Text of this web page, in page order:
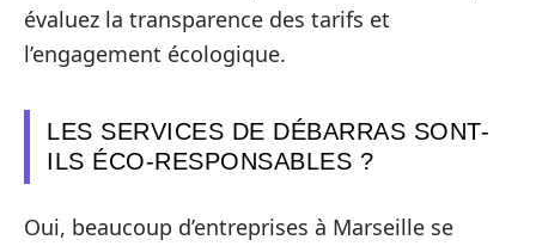
évaluez la transparence des tarifs et
l’engagement écologique.
LES SERVICES DE DÉBARRAS SONT-
ILS ÉCO-RESPONSABLES ?
Oui, beaucoup d’entreprises à Marseille se